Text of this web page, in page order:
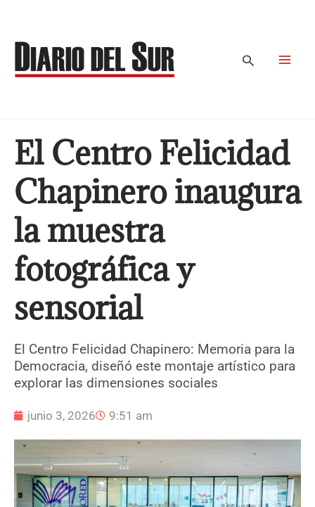
contenido
Buscar
El Centro Felicidad
Chapinero inaugura
la muestra
fotográfica y
sensorial
El Centro Felicidad Chapinero: Memoria para la
Democracia, diseñó este montaje artístico para
explorar las dimensiones sociales
junio 3, 2026 9:51 am